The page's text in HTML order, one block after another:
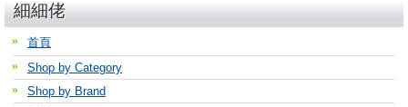
細細佬
首頁
Shop by Category
Shop by Brand